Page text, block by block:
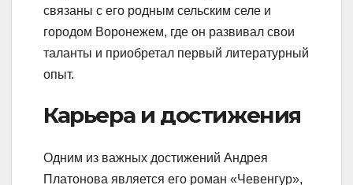
связаны с его родным сельским селе и
городом Воронежем, где он развивал свои
таланты и приобретал первый литературный
опыт.
Карьера и достижения
Одним из важных достижений Андрея
Платонова является его роман «Чевенгур»,